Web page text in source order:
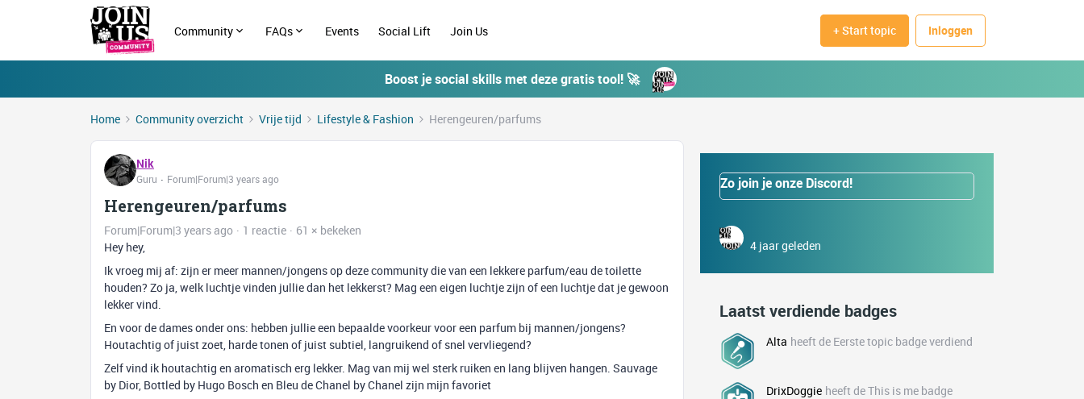
Community FAQs Events Social Lift Join Us + Start topic Inloggen
Boost je social skills met deze gratis tool! 🚀
Home Community overzicht Vrije tijd Lifestyle & Fashion Herengeuren/parfums
Nik
Guru Forum|Forum|3 years ago
Herengeuren/parfums
Forum|Forum|3 years ago 1 reactie
61 × bekeken
Hey hey,
Ik vroeg mij af: zijn er meer mannen/jongens op deze community die van een lekkere parfum/eau de toilette
houden? Zo ja, welk luchtje vinden jullie dan het lekkerst? Mag een eigen luchtje zijn of een luchtje dat je gewoon
lekker vind.
En voor de dames onder ons: hebben jullie een bepaalde voorkeur voor een parfum bij mannen/jongens?
Houtachtig of juist zoet, harde tonen of juist subtiel, langruikend of snel vervliegend?
Zelf vind ik houtachtig en aromatisch erg lekker. Mag van mij wel sterk ruiken en lang blijven hangen. Sauvage
by Dior, Bottled by Hugo Bosch en Bleu de Chanel by Chanel zijn mijn favoriet
Zo join je onze Discord!
4 jaar geleden
Laatst verdiende badges
Alta heeft de Eerste topic badge verdiend
DrixDoggie heeft de This is me badge